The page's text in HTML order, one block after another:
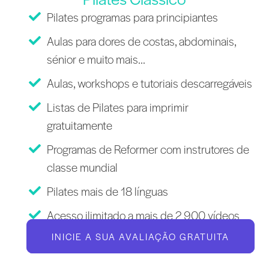
Pilates programas para principiantes
Aulas para dores de costas, abdominais,
sénior e muito mais...
Aulas, workshops e tutoriais descarregáveis
Listas de Pilates para imprimir
gratuitamente
Programas de Reformer com instrutores de
classe mundial
Pilates mais de 18 línguas
Acesso ilimitado a mais de 2 900 vídeos
INICIE A SUA AVALIAÇÃO GRATUITA